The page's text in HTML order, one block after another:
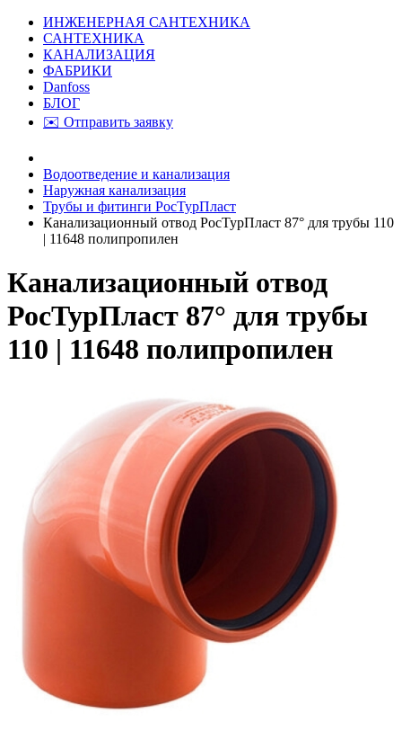
ИНЖЕНЕРНАЯ САНТЕХНИКА
САНТЕХНИКА
КАНАЛИЗАЦИЯ
ФАБРИКИ
Danfoss
БЛОГ
✉️ Отправить заявку
Водоотведение и канализация
Наружная канализация
Трубы и фитинги РосТурПласт
Канализационный отвод РосТурПласт 87° для трубы 110
| 11648 полипропилен
Канализационный отвод
РосТурПласт 87° для трубы
110 | 11648 полипропилен